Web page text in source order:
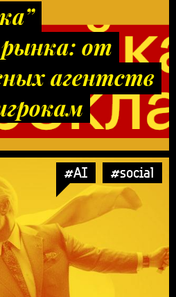
рынка: от
агентств
#AI #social